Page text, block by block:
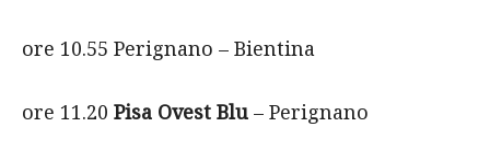
ore 10.55 Perignano – Bientina
ore 11.20 Pisa Ovest Blu – Perignano